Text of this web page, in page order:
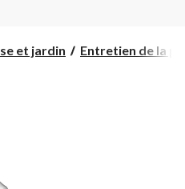
et jardin Entretien de la